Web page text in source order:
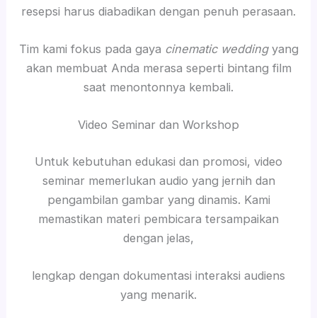
resepsi harus diabadikan dengan penuh perasaan.
Tim kami fokus pada gaya cinematic weddingyang
akan membuat Anda merasa seperti bintang film
saat menontonnya kembali.
Video Seminar dan Workshop
Untuk kebutuhan edukasi dan promosi, video
seminar memerlukan audio yang jernih dan
pengambilan gambar yang dinamis. Kami
memastikan materi pembicara tersampaikan
dengan jelas,
lengkap dengan dokumentasi interaksi audiens
yang menarik.